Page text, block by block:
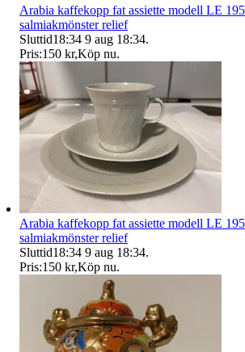
Arabia kaffekopp fat assiette modell LE
salmiakmönster relief
Sluttid18:34 9 aug 18:34.
Pris:150 kr,Köp nu.
Arabia kaffekopp fat assiette modell LE
salmiakmönster relief
Sluttid18:34 9 aug 18:34.
Pris:150 kr,Köp nu.